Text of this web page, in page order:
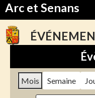
Arc et Senans
TO
CONTENT
Mois Semaine